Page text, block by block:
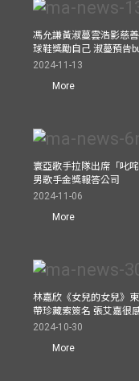
馮允謙黃淑蔓雲浩影慈
球鞋獎勵自己 淑蔓預告
2024-11-13
More
寰亞歌手拉隊出席「叱
男歌手金獎報答公司
2024-11-06
More
林嘉欣《女兒的女兒》
帶珍藏索簽名 張艾嘉很
2024-10-30
More